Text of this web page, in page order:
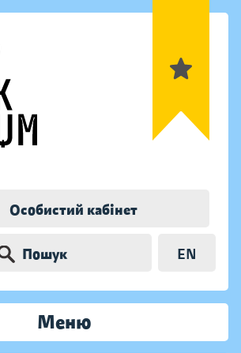
Особистий кабінет
Пошук EN
Меню